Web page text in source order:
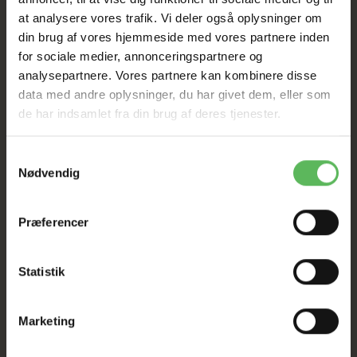
at analysere vores trafik. Vi deler også oplysninger om
din brug af vores hjemmeside med vores partnere inden
for sociale medier, annonceringspartnere og
analysepartnere. Vores partnere kan kombinere disse
data med andre oplysninger, du har givet dem, eller som
de har indsamlet fra din brug af deres tjenester.
Nødvendig
Præferencer
Statistik
Marketing
SIDE 2 Linie 3 - Hundetegn